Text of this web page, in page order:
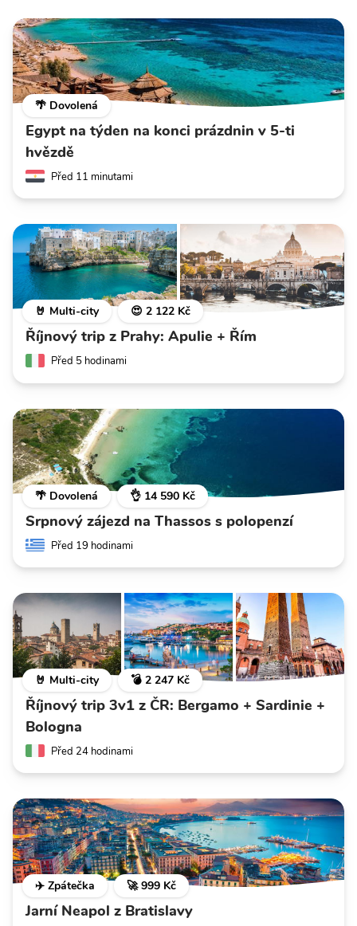
🌴 Dovolená
Egypt na týden na konci prázdnin v 5-ti
hvězdě
Před 11 minutami
🤘 Multi-city 😍 2 122 Kč
Říjnový trip z Prahy: Apulie + Řím
Před 5 hodinami
🌴 Dovolená 👌 14 590 Kč
Srpnový zájezd na Thassos s polopenzí
Před 19 hodinami
🤘 Multi-city 💣 2 247 Kč
Říjnový trip 3v1 z ČR: Bergamo + Sardinie +
Bologna
Před 24 hodinami
✈️ Zpátečka 🚀 999 Kč
Jarní Neapol z Bratislavy